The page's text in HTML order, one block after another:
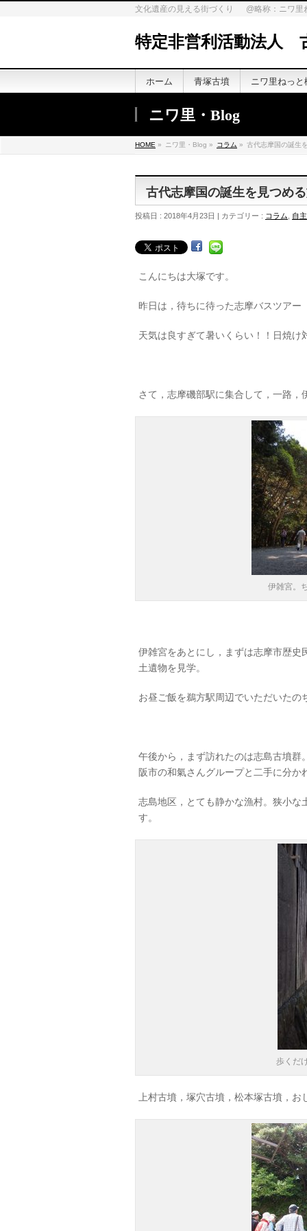
文化遺産の見える街づくり @略称：ニワ里
特定非営利活動法人
ホーム 青塚古墳 ニワ里ねっと
ニワ里・Blog
HOME » ニワ里・Blog » コラム » 古代志摩国の誕生
古代志摩国の誕生を見つめ
投稿日 : 2018年4月23日 | カテゴリー : コラム 自
こんにちは大塚です。
昨日は，待ちに待った志摩バスツア
天気は良すぎて暑いくらい！！日焼け
さて，志摩磯部駅に集合して，一路
伊雑宮。
伊雑宮をあとにし，まずは志摩市歴
土遺物を見学。
お昼ご飯を鵜方駅周辺でいただいたの
午後から，まず訪れたのは志島古墳
阪市の和氣さんグループと二手に分
志島地区，とても静かな漁村。狭小
す。
歩くだ
上村古墳，塚穴古墳，松本塚古墳，